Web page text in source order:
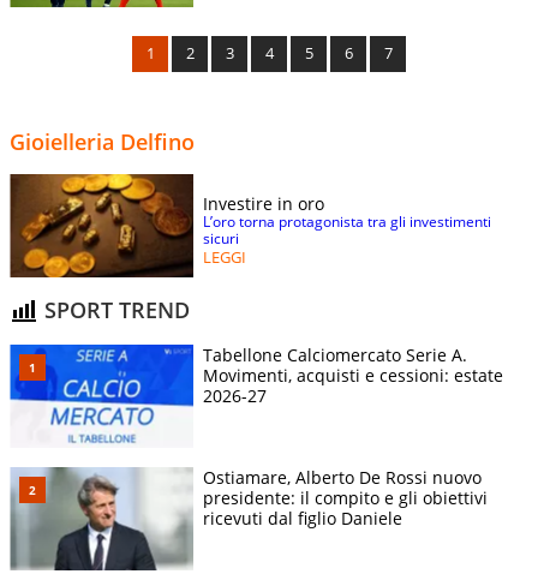
1 2 3 4 5 6 7
Gioielleria Delfino
Investire in oro
L’oro torna protagonista tra gli investimenti
sicuri
LEGGI
SPORT TREND
Tabellone Calciomercato Serie A.
Movimenti, acquisti e cessioni: estate
2026-27
Ostiamare, Alberto De Rossi nuovo
presidente: il compito e gli obiettivi
ricevuti dal figlio Daniele